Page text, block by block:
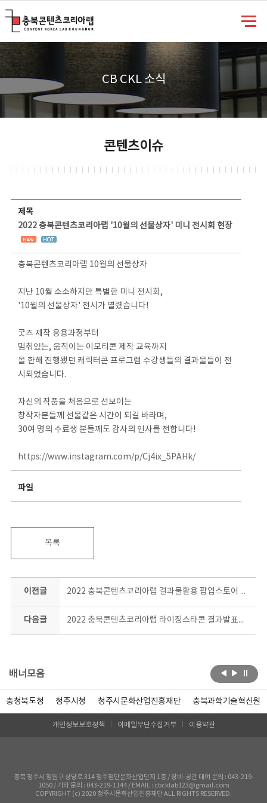
CB CKL 소식
콘텐츠이슈
제목
2022 충북콘텐츠코리아랩 '10월의 선물상자' 미니 전시회 현장
충북콘텐츠코리아랩 10월의 선물상자
지난 10월 소소하지만 특별한 미니 전시회,
'10월의 선물상자' 전시가 열렸습니다!
굿즈 제작 응용과정부터
멈춰있는, 움직이는 이모티콘 제작 교육까지
올 한해 진행됐던 캐릭터콘 프로그램 수강생들의 결과물들이 전
시되었습니다.
자신의 작품을 처음으로 선보이는
창작자분들께 선물같은 시간이 되길 바라며,
30여 명의 수료생 분들께도 감사의 인사를 전합니다!
https://www.instagram.com/p/Cj4ix_5PAHk/
파일
목록
이전글 2022 충북콘텐츠코리아랩 결과물활용 팝업스토어 현장
다음글 2022 충북콘텐츠코리아랩 라이징스타콘 결과발표회 현장
배너모음
충청북도청 청주시청 청주시문화산업진흥재단 충북과학기술혁신원
개인정보보호정책 이메일무단수집거부 이용약관
충북 청주시 청원구 상당로 314 청주첨단문화산업단지 1층 / 장비-공간 대여 문의 : 043-219-
1050 / 기타 문의 : 043-219-1144 / EMAIL : cbcklab123@gmail.com
COPYRIGHT (c) 2020 청주시문화산업진흥재단 ALL RIGHTS RESERVED.